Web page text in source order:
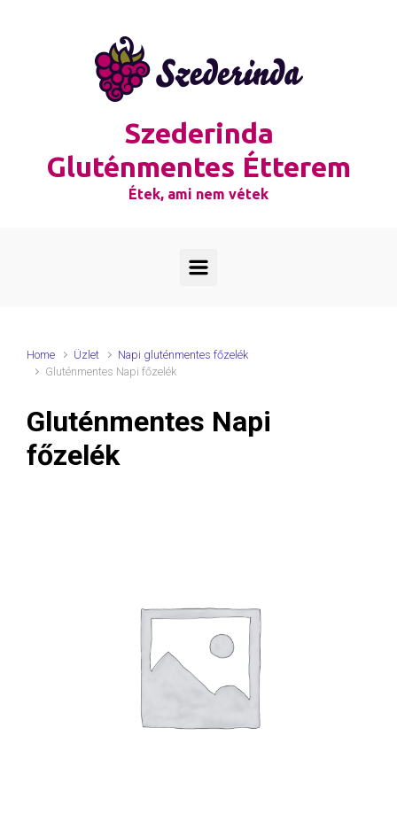
Szederinda
Gluténmentes Étterem
Étek, ami nem vétek
Home Üzlet
Napi gluténmentes főzelék
Gluténmentes Napi főzelék
Gluténmentes Napi
főzelék